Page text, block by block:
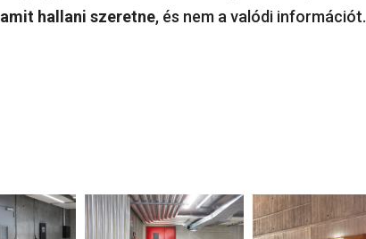
amit hallani szeretne, és nem a valódi információt.